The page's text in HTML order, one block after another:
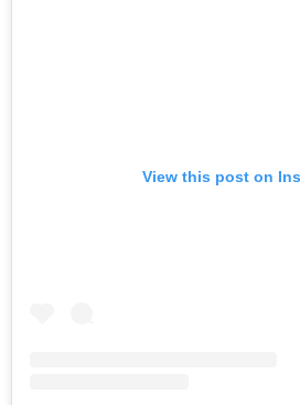
View this post on